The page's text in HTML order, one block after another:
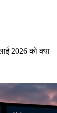
2026 को क्या